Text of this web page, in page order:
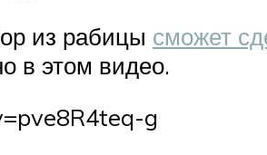
из рабицы сможет
в этом видео.
g